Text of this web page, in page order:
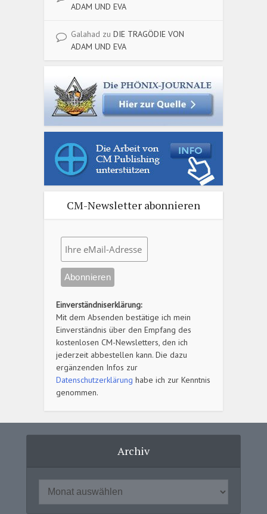
ADAM UND EVA
Galahad zu DIE TRAGÖDIE VON
ADAM UND EVA
CM-Newsletter abonnieren
Einverständniserklärung:
Mit dem Absenden bestätige ich mein
Einverständnis über den Empfang des
kostenlosen CM-Newsletters, den ich
jederzeit abbestellen kann. Die dazu
ergänzenden Infos zur
Datenschutzerklärung habe ich zur Kenntnis
genommen.
Archiv